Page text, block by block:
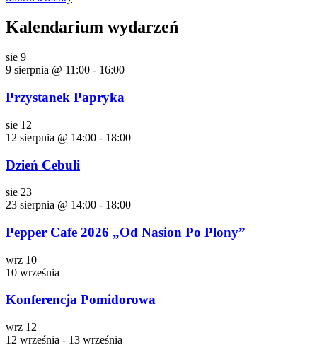
Kalendarium wydarzeń
sie 9
9 sierpnia @ 11:00 - 16:00
Przystanek Papryka
sie 12
12 sierpnia @ 14:00 - 18:00
Dzień Cebuli
sie 23
23 sierpnia @ 14:00 - 18:00
Pepper Cafe 2026 „Od Nasion Po Plony”
wrz 10
10 września
Konferencja Pomidorowa
wrz 12
12 września - 13 września